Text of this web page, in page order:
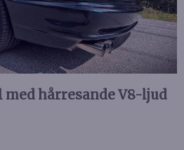
hårresande V8-ljud